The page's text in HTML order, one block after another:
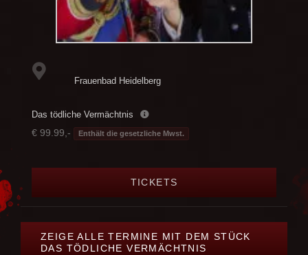
Frauenbad Heidelberg
Das tödliche Vermächtnis
€ 99.99,- Enthält die gesetzliche Mwst.
TICKETS
ZEIGE ALLE TERMINE MIT DEM STÜCK
DAS TÖDLICHE VERMÄCHTNIS